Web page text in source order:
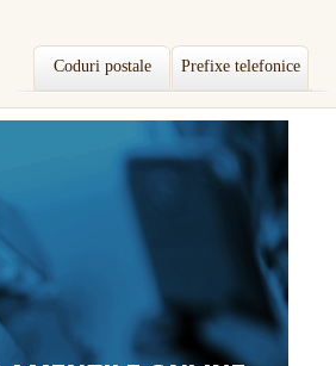
Coduri postale Prefixe telefonice